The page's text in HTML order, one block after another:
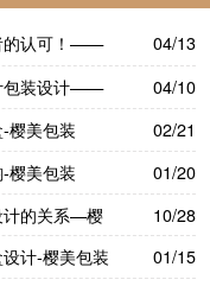
的认可！——
04/13
包装设计——
04/10
樱美包装
02/21
樱美包装
01/20
计的关系—樱
10/28
计-樱美包装
01/15